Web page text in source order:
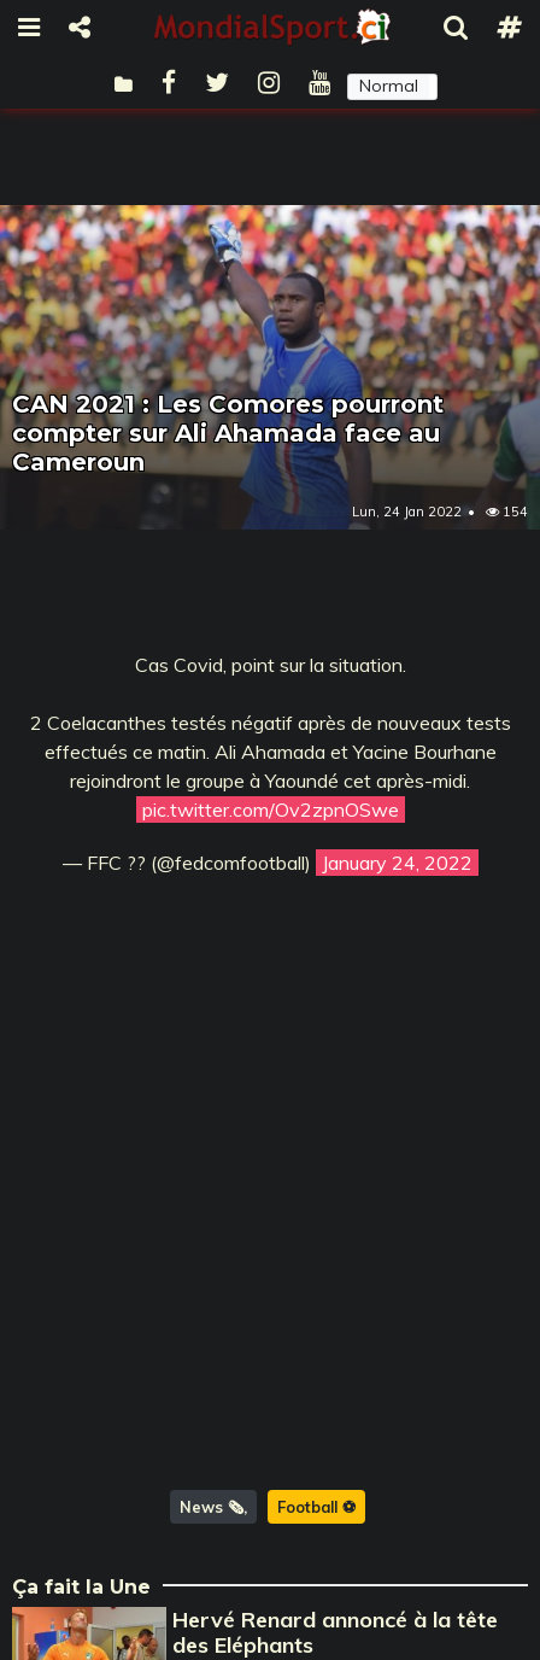
Normal
CAN 2021 : Les Comores pourront
compter sur Ali Ahamada face au
Cameroun
Lun, 24 Jan 2022 154
Cas Covid, point sur la situation.
2 Coelacanthes testés négatif après de nouveaux tests
effectués ce matin. Ali Ahamada et Yacine Bourhane
rejoindront le groupe à Yaoundé cet après-midi.
pic.twitter.com/Ov2zpnOSwe
— FFC ?? (@fedcomfootball) January 24, 2022
News 🗞️ Football ⚽️
Ça fait la Une
Hervé Renard annoncé à la tête
des Eléphants